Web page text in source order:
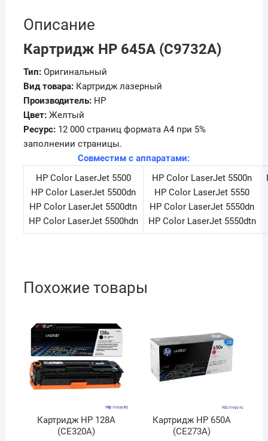
Описание
Картридж HP 645A (C9732A)
Тип: Оригинальный
Вид товара: Картридж лазерный
Производитель: HP
Цвет: Желтый
Ресурс: 12 000 страниц формата А4 при 5%
заполнении страницы.
Совместим с аппаратами:
HP Color LaserJet 5500
HP Color LaserJet 5500dn
HP Color LaserJet 5500dtn
HP Color LaserJet 5500hdn
HP Color LaserJet 5500n
HP Color LaserJet 5550
HP Color LaserJet 5550dn
HP Color LaserJet 5550dtn
Похожие товары
Картридж HP 128A
(CE320A)
Картридж HP 650A
(CE273A)